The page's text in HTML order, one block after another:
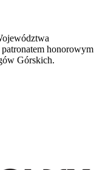
patronatem honorowym
Górskich.